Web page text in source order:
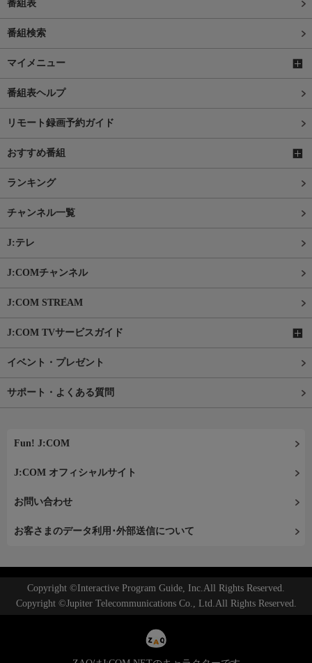
番組表
番組検索
マイメニュー
番組表ヘルプ
リモート録画予約ガイド
おすすめ番組
ランキング
チャンネル一覧
J:テレ
J:COMチャンネル
J:COM STREAM
J:COM TVサービスガイド
イベント・プレゼント
サポート・よくある質問
Fun! J:COM
J:COM オフィシャルサイト
お問い合わせ
お客さまのデータ利用･外部送信について
Copyright ©Interactive Program Guide, Inc.All Rights Reserved.
Copyright ©Jupiter Telecommunications Co., Ltd.All Rights Reserved.